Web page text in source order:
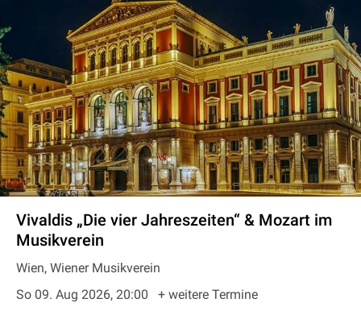
Vivaldis „Die vier Jahreszeiten“ & Mozart im
Musikverein
Wien, Wiener Musikverein
So 09. Aug 2026, 20:00
+ weitere Termine